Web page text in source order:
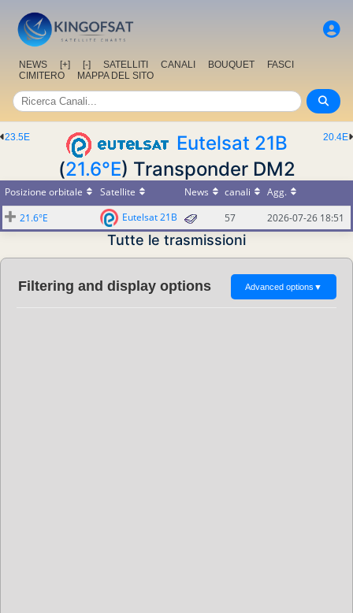
NEWS [+] [-] SATELLITI CANALI BOUQUET
FASCI
CIMITERO
MAPPA DEL SITO
20.4E
23.5E
Eutelsat 21B
(21.6°E) Transponder DM2
Posizione orbitale Satellite News canali
Agg.
21.6°E
Eutelsat 21B 57 2026-07-26 18:51
Tutte le trasmissioni
Filtering and display options Advanced options ▼